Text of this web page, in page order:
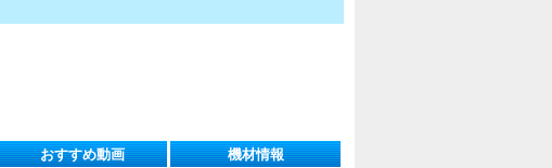
おすすめ動画 機材情報